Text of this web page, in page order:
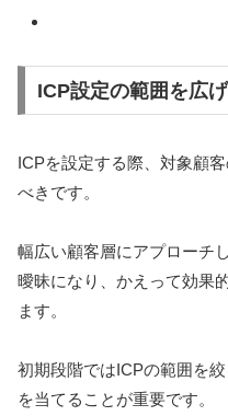
ICP設定の範囲を広
ICPを設定する際、対象顧
べきです。
幅広い顧客層にアプローチ
曖昧になり、かえって効果
ます。
初期段階ではICPの範囲を
を当てることが重要です。